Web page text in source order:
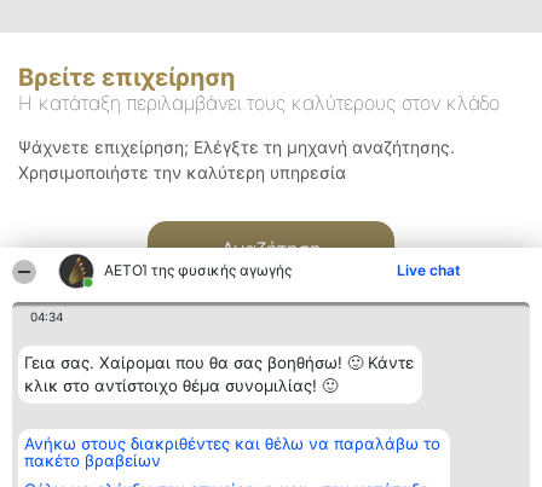
ΑΕΤΟΊ της φυσικής αγωγής Live chat
04:34
Γεια σας. Χαίρομαι που θα σας βοηθήσω! 🙂 Κάντε
κλικ στο αντίστοιχο θέμα συνομιλίας! 🙂
Ανήκω στους διακριθέντες και θέλω να παραλάβω το
πακέτο βραβείων
Βρείτε επιχείρηση
Η κατάταξη περιλαμβάνει τους καλύτερους στον κλάδο
Ψάχνετε επιχείρηση; Ελέγξτε τη μηχανή αναζήτησης.
Χρησιμοποιήστε την καλύτερη υπηρεσία
Αναζήτηση
Διοργανωτής της
κατάταξης
BEAUTIFUL COMPANY
Κατάταξη
Διακριθέντες
των
Επικοινωνία
Επικοινωνία